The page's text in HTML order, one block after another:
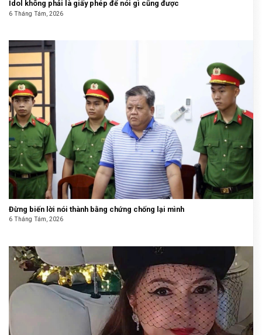
Idol không phải là giấy phép để nói gì cũng được
6 Tháng Tám, 2026
Đừng biến lời nói thành bằng chứng chống lại mình
6 Tháng Tám, 2026